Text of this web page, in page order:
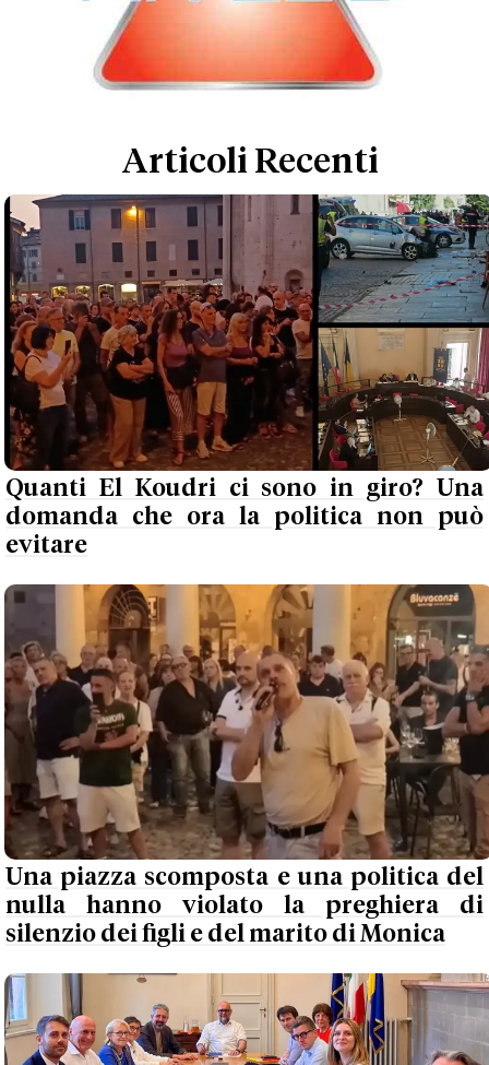
Articoli Recenti
Quanti El Koudri ci sono in giro? Una
domanda che ora la politica non può
evitare
Una piazza scomposta e una politica del
nulla hanno violato la preghiera di
silenzio dei figli e del marito di Monica